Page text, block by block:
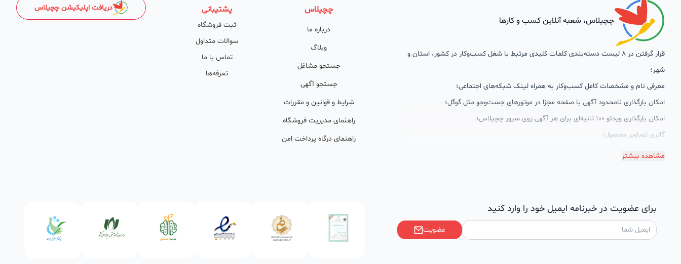
چچیلاس، شعبه آنلاین کسب و کارها
قرار گرفتن در 8 لیست دسته‌بندی کلمات کلیدی مرتبط با شغل کسب‌وکار در کشور، استان و
شهر؛
معرفی نام و مشخصات کامل کسب‌وکار به همراه لینک شبکه‌های اجتماعی؛
امکان بارگذاری نامحدود آگهی با صفحه مجزا در موتورهای جست‌وجو مثل گوگل؛
امکان بارگذاری ویدئو 100 ثانیه‌ای برای هر آگهی روی سرور چچیلاس؛
گالری تصاویر محصول؛
امکان دسته‌بندی آگهی‌ها
چچیلاس با کلمات کلیدی بسیار خوبی رتبه دریافت کرده و بازخورد‌های بسیار خوبی گرفته‌اند.
طی تماس‌های دوره‌ای پشتیبان‌ها (هر 45 روز تا 60 روز یک‌بار)، صاحبین کسب‌وکارها با
مشاهده بیشتر
چچیلاس
درباره ما
وبلاگ
جستجو مشاغل
جستجو آگهی
شرایط و قوانین و مقررات
راهنمای مدیریت فروشگاه
راهنمای درگاه پرداخت امن
پشتیبانی
ثبت فروشگاه
سوالات متداول
تماس با ما
تعرفه‌ها
دریافت اپلیکیشن چچیلاس
برای عضویت در خبرنامه ایمیل خود را وارد کنید
عضویت